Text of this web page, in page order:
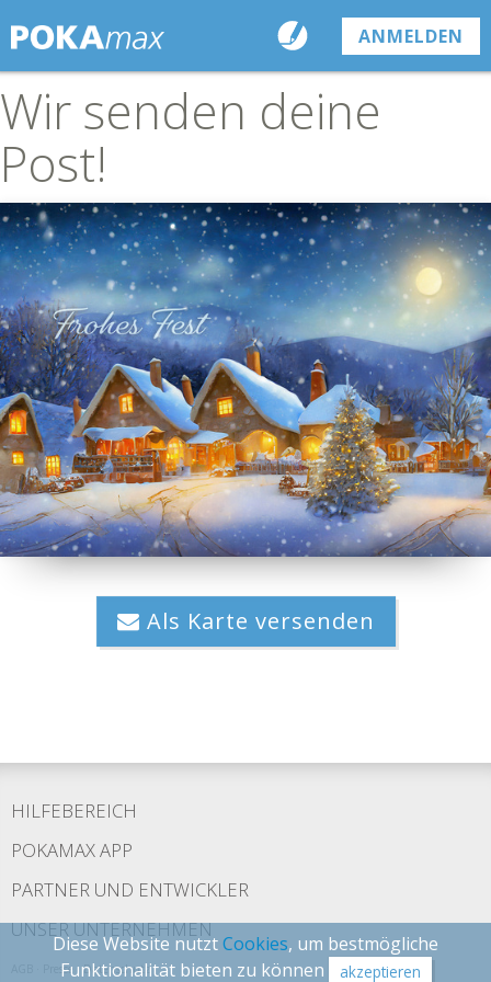
ANMELDEN
Wir senden deine
Post!
Als Karte versenden
HILFEBEREICH
POKAMAX APP
PARTNER UND ENTWICKLER
UNSER UNTERNEHMEN
Presse ·Datenschutz
Diese Website nutztCookies, um bestmögliche
Funktionalität bieten zu können
akzeptieren